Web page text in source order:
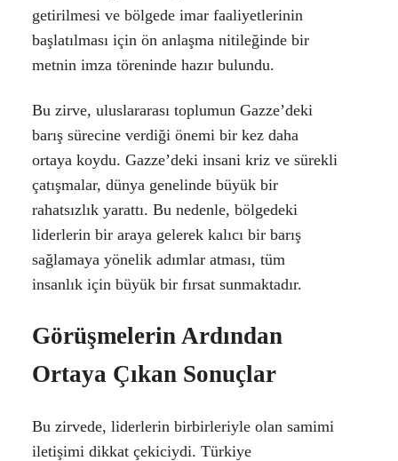
getirilmesi ve bölgede imar faaliyetlerinin
başlatılması için ön anlaşma nitileğinde bir
metnin imza töreninde hazır bulundu.
Bu zirve, uluslararası toplumun Gazze’deki
barış sürecine verdiği önemi bir kez daha
ortaya koydu. Gazze’deki insani kriz ve sürekli
çatışmalar, dünya genelinde büyük bir
rahatsızlık yarattı. Bu nedenle, bölgedeki
liderlerin bir araya gelerek kalıcı bir barış
sağlamaya yönelik adımlar atması, tüm
insanlık için büyük bir fırsat sunmaktadır.
Görüşmelerin Ardından
Ortaya Çıkan Sonuçlar
Bu zirvede, liderlerin birbirleriyle olan samimi
iletişimi dikkat çekiciydi. Türkiye